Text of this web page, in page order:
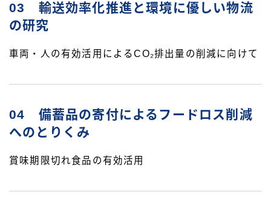
03 輸送効率化推進と環境に優しい物流
の研究
車両・人の有効活用によるCO₂排出量の削減に向けて
04 備蓄品の寄付によるフードロス削減
へのとりくみ
賞味期限切れ食品の有効活用